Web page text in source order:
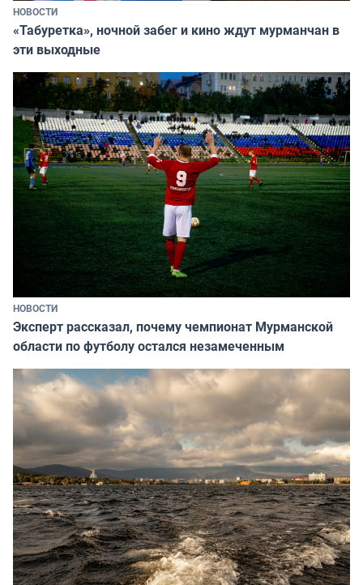
НОВОСТИ
«Табуретка», ночной забег и кино ждут мурманчан в
эти выходные
НОВОСТИ
Эксперт рассказал, почему чемпионат Мурманской
области по футболу остался незамеченным